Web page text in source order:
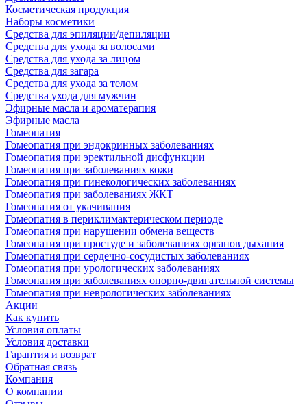
Косметическая продукция
Наборы косметики
Средства для эпиляции/депиляции
Средства для ухода за волосами
Средства для ухода за лицом
Средства для загара
Средства для ухода за телом
Средства ухода для мужчин
Эфирные масла и ароматерапия
Эфирные масла
Гомеопатия
Гомеопатия при эндокринных заболеваниях
Гомеопатия при эректильной дисфункции
Гомеопатия при заболеваниях кожи
Гомеопатия при гинекологических заболеваниях
Гомеопатия при заболеваниях ЖКТ
Гомеопатия от укачивания
Гомеопатия в периклимактерическом периоде
Гомеопатия при нарушении обмена веществ
Гомеопатия при простуде и заболеваниях органов дыхания
Гомеопатия при сердечно-сосудистых заболеваниях
Гомеопатия при урологических заболеваниях
Гомеопатия при заболеваниях опорно-двигательной системы
Гомеопатия при неврологических заболеваниях
Акции
Как купить
Условия оплаты
Условия доставки
Гарантия и возврат
Обратная связь
Компания
О компании